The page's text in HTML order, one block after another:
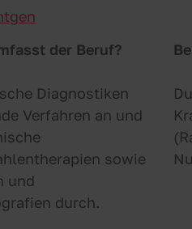
der Beruf?
Diagnostiken
Verfahren an und
sowie
und
durch.